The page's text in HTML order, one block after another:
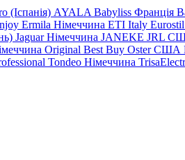
(Іспанія) AYALABabyliss Франція
Ermila Німеччина ETI Italy Eurostil
Jaguar Німеччина JANEKE JRL
Original Best Buy Oster США
Tondeo Німеччина